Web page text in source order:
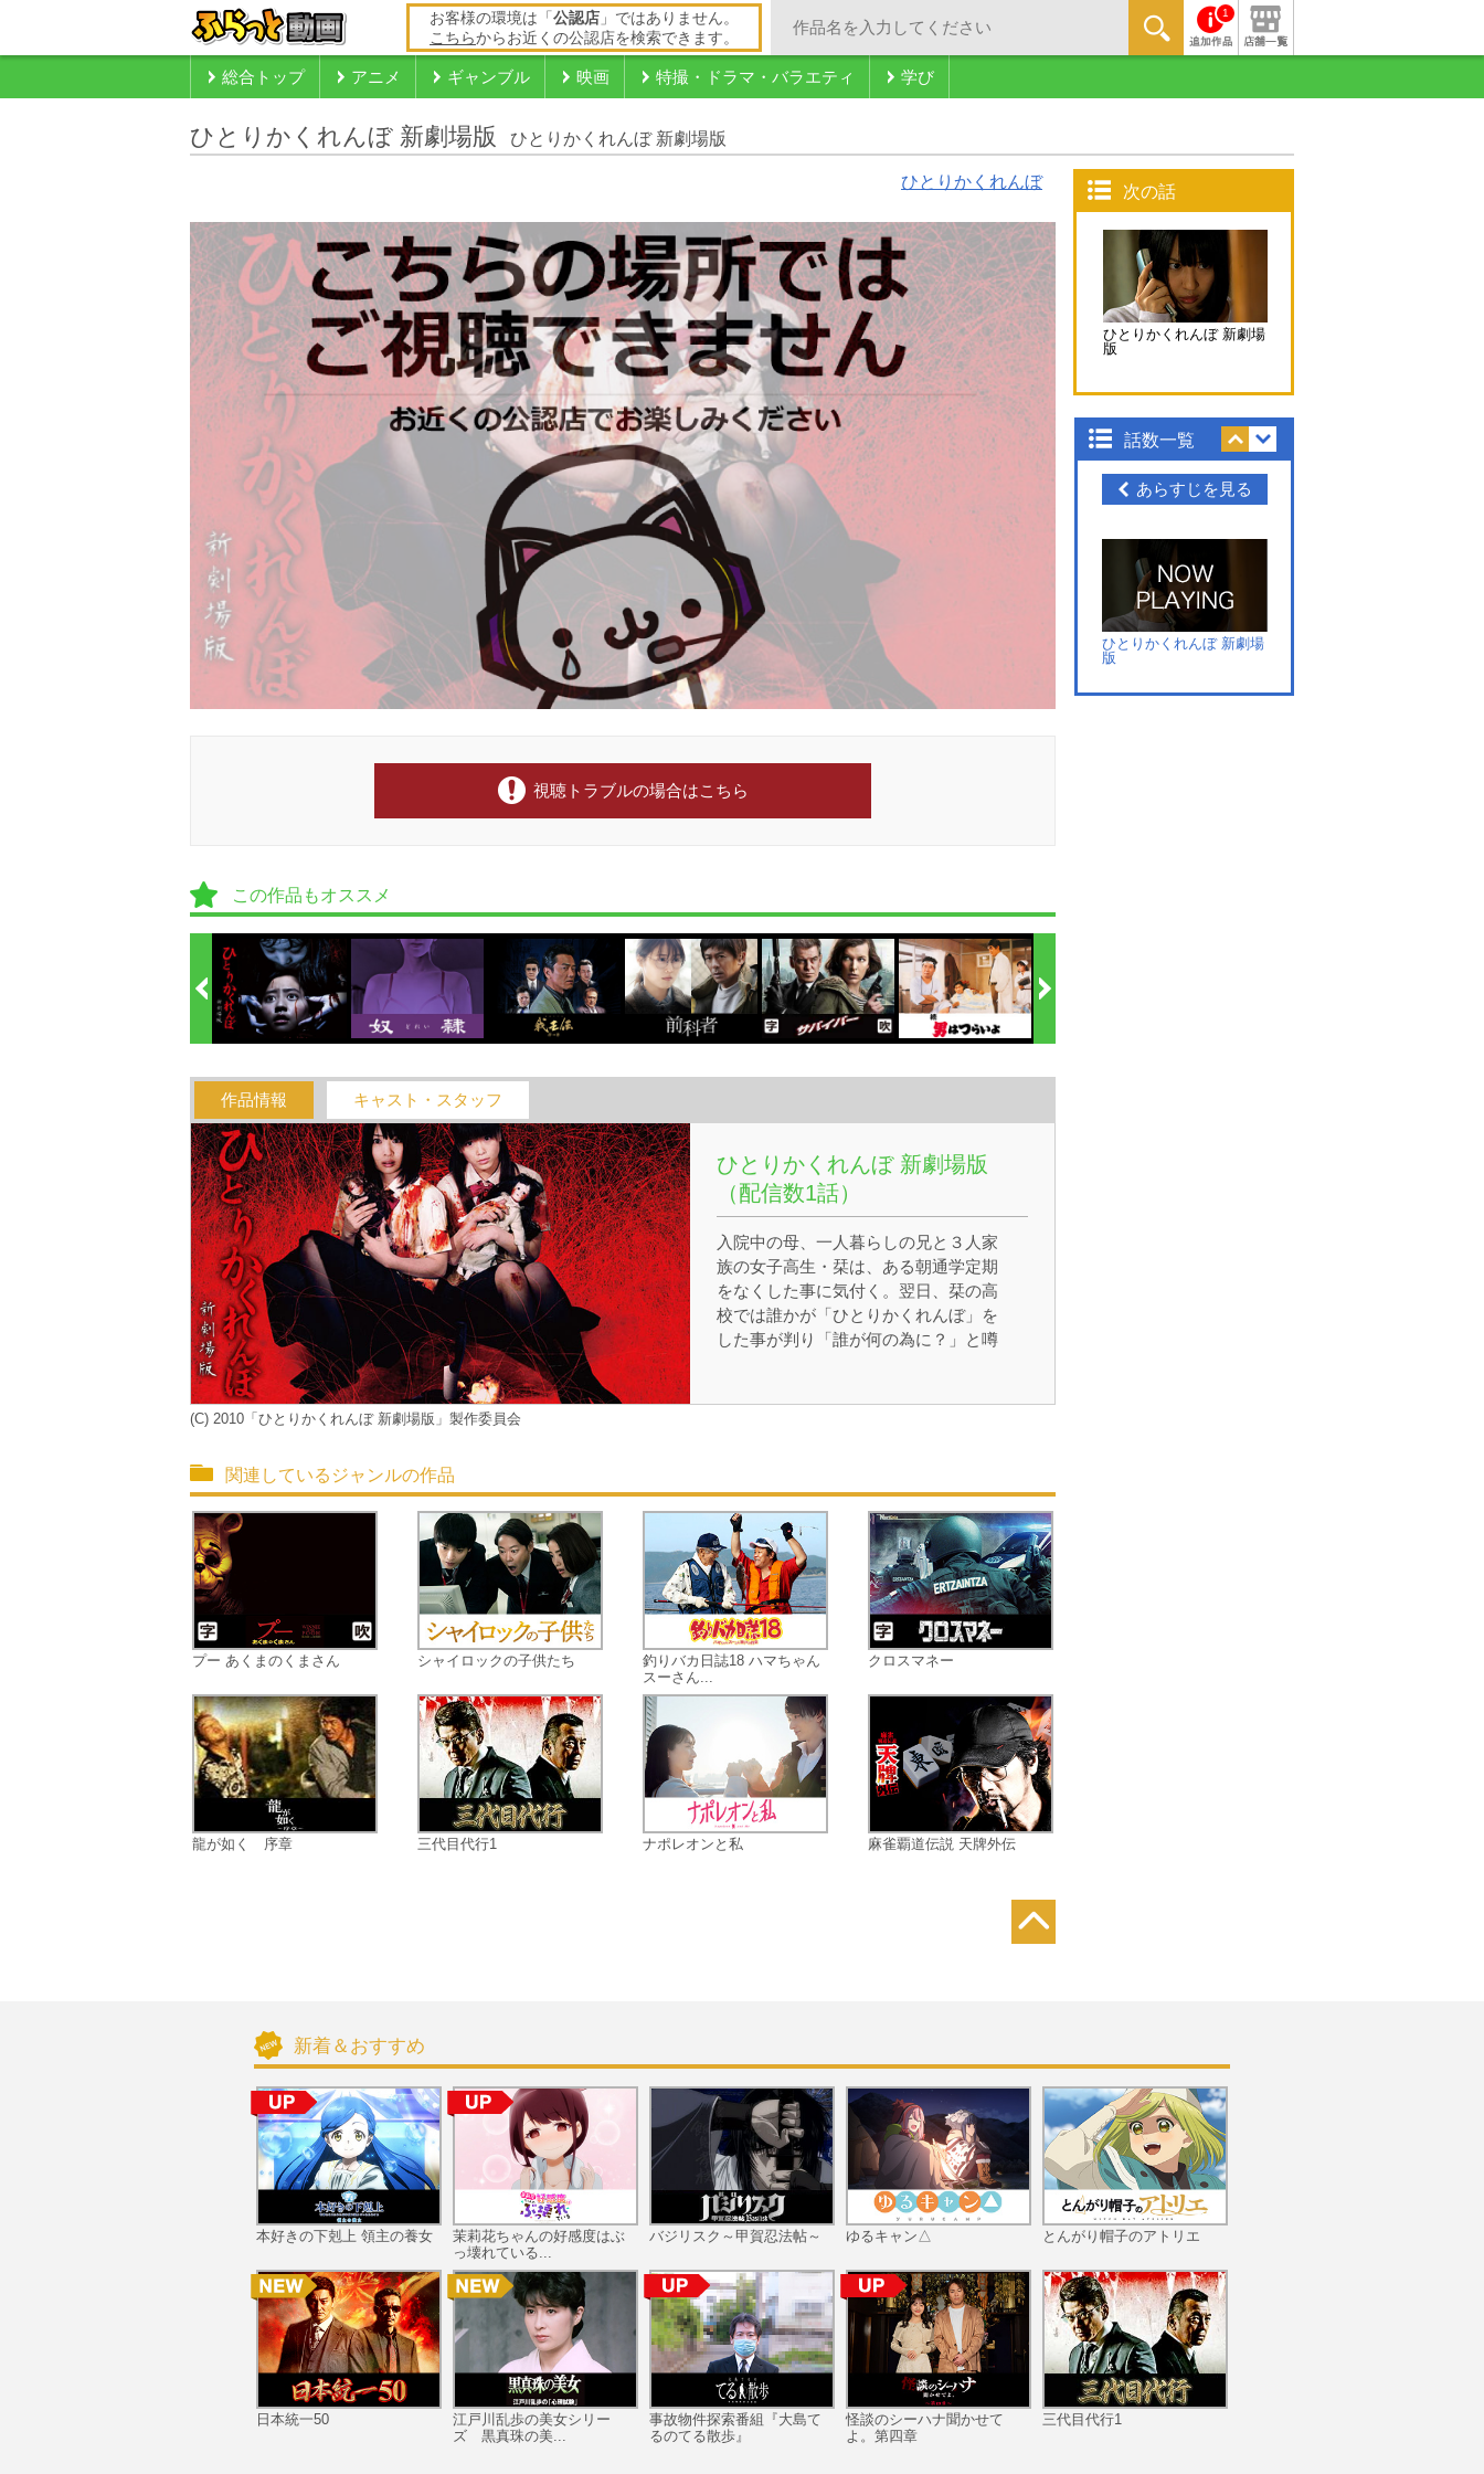
お客様の環境は「 公認店 」ではありません。
こちらからお近くの公認店を検索できます。
1
総合トップ アニメ ギャンブル 映画 特撮・ドラマ・バラエティ 学び
ひとりかくれんぼ 新劇場版 ひとりかくれんぼ 新劇場版
ひとりかくれんぼ
視聴トラブルの場合はこちら
この作品もオススメ
作品情報 キャスト・スタッフ
ひとりかくれんぼ 新劇場版
（配信数1話）
入院中の母、一人暮らしの兄と３人家
族の女子高生・栞は、ある朝通学定期
をなくした事に気付く。翌日、栞の高
校では誰かが「ひとりかくれんぼ」を
した事が判り「誰が何の為に？」と噂
「ひとりかくれんぼ」の掲示板を見て
いた事を知る。気になった栞が、バイ
ト先で「ひとりかくれんぼ」について
調べていると、元也の幼馴染みの白石
が現れ、一緒に元也を探すことを約束
する。そんな時、栞は古いネット掲示
板に「河西元也、白石龍二…呪い殺
しい気配に悩まされるようになる…
(C) 2010「ひとりかくれんぼ 新劇場版」製作委員会
関連しているジャンルの作品
プー あくまのくまさん
龍が如く 序章
シャイロックの子供たち
三代目代行1
釣りバカ日誌18 ハマちゃん
スーさん...
ナポレオンと私
クロスマネー
麻雀覇道伝説 天牌外伝
次の話
ひとりかくれんぼ 新劇場
版
話数一覧
あらすじを見る
ひとりかくれんぼ 新劇場
版
新着＆おすすめ
本好きの下剋上 領主の養女
日本統一50
茉莉花ちゃんの好感度はぶ
っ壊れている...
江戸川乱歩の美女シリー
ズ 黒真珠の美...
バジリスク～甲賀忍法帖～
事故物件探索番組『大島て
るのてる散歩』
ゆるキャン△
怪談のシーハナ聞かせて
よ。第四章
とんがり帽子のアトリエ
三代目代行1